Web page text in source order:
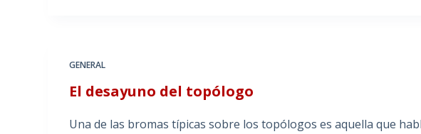
GENERAL
El desayuno del topólogo
Una de las bromas típicas sobre los topólogos es aquella que